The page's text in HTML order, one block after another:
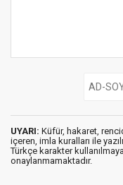
UYARI: Küfür, hakaret,
içeren, imla kuralları ile
Türkçe karakter
onaylanmamaktadır.